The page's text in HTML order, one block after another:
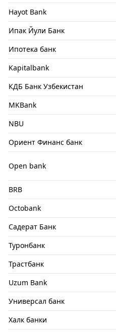
Hayot Bank
Ипак Йули Банк
Ипотека банк
Kapitalbank
КДБ Банк Узбекистан
MKBank
NBU
Ориент Финанс банк
Open bank
BRB
Octobank
Садерат Банк
Туронбанк
Трастбанк
Uzum Bank
Универсал банк
Халк банки